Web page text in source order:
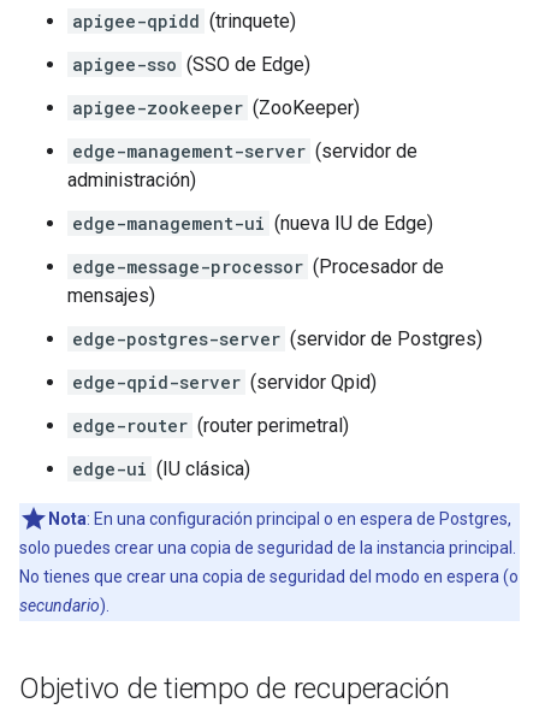
apigee-qpidd (trinquete)
apigee-sso (SSO de Edge)
apigee-zookeeper (ZooKeeper)
edge-management-server (servidor de
administración)
edge-management-ui (nueva IU de Edge)
edge-message-processor (Procesador de
mensajes)
edge-postgres-server (servidor de Postgres)
edge-qpid-server (servidor Qpid)
edge-router (router perimetral)
edge-ui (IU clásica)
Nota: En una configuración principal o en espera de Postgres,
solo puedes crear una copia de seguridad de la instancia principal.
No tienes que crear una copia de seguridad del modo en espera (o
secundario).
Objetivo de tiempo de recuperación